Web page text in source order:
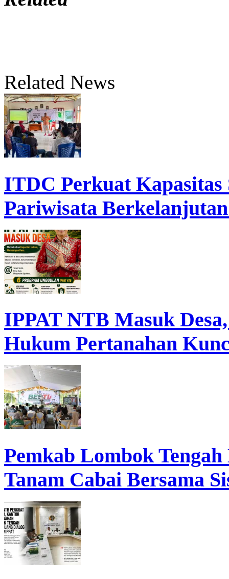
Related News
ITDC Perkuat
Pariwisata
IPPAT NTB Masuk
Hukum Pertanahan
Pemkab Lombok
Tanam Cabai Bersama